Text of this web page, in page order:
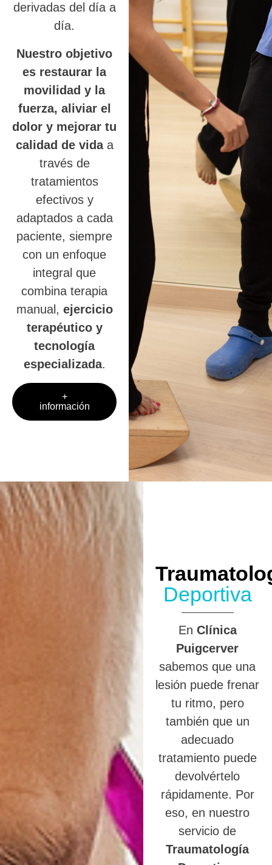
derivadas del día a
día.
Nuestro objetivo
es restaurar la
movilidad y la
fuerza, aliviar el
dolor y mejorar tu
calidad de vidaa
través de
tratamientos
efectivos y
adaptados a cada
paciente, siempre
con un enfoque
integral que
combina terapia
manual, ejercicio
terapéutico y
tecnología
especializada.
+
información
Deportiva
En Clínica
Puigcerver
sabemos que una
lesión puede frenar
tu ritmo, pero
también que un
adecuado
tratamiento puede
devolvértelo
rápidamente. Por
eso, en nuestro
servicio de
Traumatología